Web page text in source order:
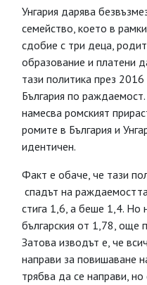
Унгария дарява
семейство, което в
сдобие с три деца,
образование и платени
тази политика през
България по
намесва ромският
ромите в България и
идентичен.
Факт е обаче, че тази
спадът на
стига 1,6, а беше 1,4. Но
българския от 1,78, още
Затова изводът е, че
направи за повишаване
трябва да се направи,